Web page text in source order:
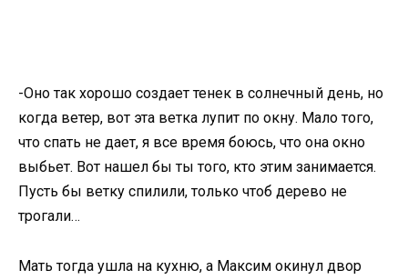
-Оно так хорошо создает тенек в солнечный день, но
когда ветер, вот эта ветка лупит по окну. Мало того,
что спать не дает, я все время боюсь, что она окно
выбьет. Вот нашел бы ты того, кто этим занимается.
Пусть бы ветку спилили, только чтоб дерево не
трогали…
Мать тогда ушла на кухню, а Максим окинул двор